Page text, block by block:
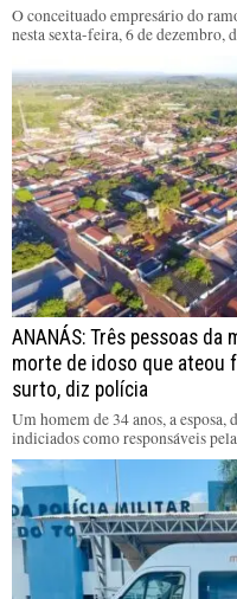
O conceituado empresário do
nesta sexta-feira, 6 de dezembro,
ANANÁS: Três pessoas
morte de idoso que ateou
surto, diz polícia
Um homem de 34 anos, a esposa,
indiciados como responsáveis